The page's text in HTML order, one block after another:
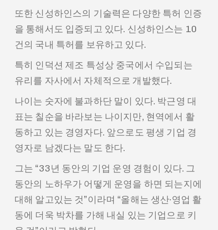
또한 신성하인스의 기술력은 다양한 특허 인증
을 통해서도 입증되고 있다. 신성하인스는 10
건의 국내 특허를 보유하고 있다.
특히 인덕션 제조 특성상 중국에서 수입되는
유리를 자사에서 자체적으로 개발했다.
나이는 숫자에 불과하단 말이 있다. 박근영 대
표는 칠순을 바라보는 나이지만, 현역에서 활
동하고 있는 경영자다. 앞으로도 평생 기업 경
영자로 남겠다는 말도 한다.
그는 “33년 동안의 기업 운영 경험이 있다. 그
동안의 노하우가 어떻게 운영을 하면 되는지에
대해 알고있는 것”이라며 “올해는 생산·영업 활
동에 더욱 박차를 가해 내실 있는 기업으로 키